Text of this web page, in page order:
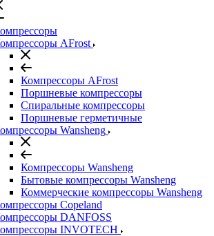
AFrost
Компрессоры AFrost
Поршневые компрессоры
Спиральные компрессоры
Поршневые герметичные
Wansheng
Компрессоры Wansheng
Бытовые компрессоры Wansheng
Коммерческие компрессоры Wansheng
Copeland
DANFOSS
INVOTECH